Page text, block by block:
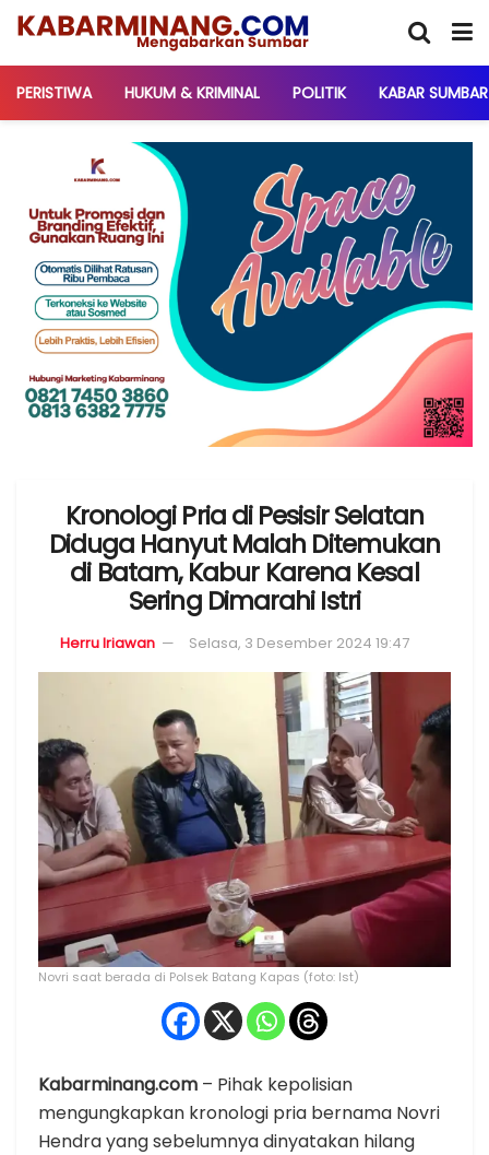
PERISTIWA HUKUM & KRIMINAL POLITIK KABAR SUMBAR
Kronologi Pria di Pesisir Selatan
Diduga Hanyut Malah Ditemukan
di Batam, Kabur Karena Kesal
Sering Dimarahi Istri
Herru Iriawan Selasa, 3 Desember 2024 19:47
Novri saat berada di Polsek Batang Kapas (foto: Ist)
Kabarminang.com – Pihak kepolisian
mengungkapkan kronologi pria bernama Novri
Hendra yang sebelumnya dinyatakan hilang